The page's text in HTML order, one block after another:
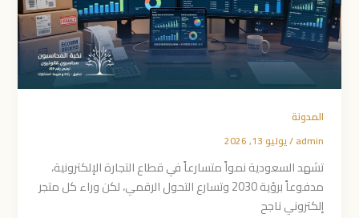
المدونة
admin
/يوليو 13, 2026
تشهد السعودية نمواً متسارعاً في قطاع التجارة الإلكترونية،
مدفوعاً برؤية 2030 وتسارع التحول الرقمي، لكن وراء كل متجر
إلكتروني ناجح